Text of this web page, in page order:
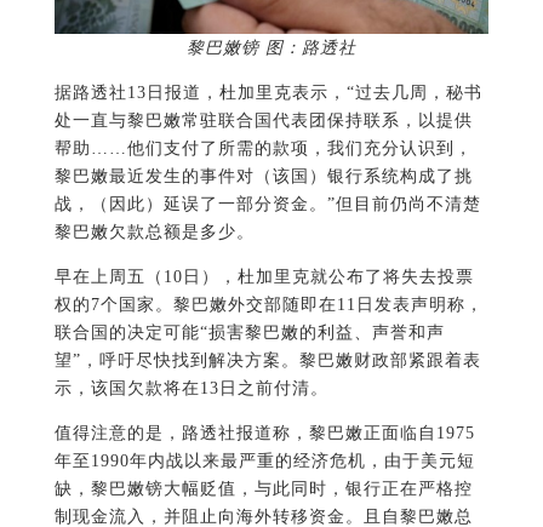
黎巴嫩镑 图：路透社
据路透社13日报道，杜加里克表示，“过去几周，秘书
处一直与黎巴嫩常驻联合国代表团保持联系，以提供
帮助……他们支付了所需的款项，我们充分认识到，
黎巴嫩最近发生的事件对（该国）银行系统构成了挑
战，（因此）延误了一部分资金。”但目前仍尚不清楚
黎巴嫩欠款总额是多少。
早在上周五（10日），杜加里克就公布了将失去投票
权的7个国家。黎巴嫩外交部随即在11日发表声明称，
联合国的决定可能“损害黎巴嫩的利益、声誉和声
望”，呼吁尽快找到解决方案。黎巴嫩财政部紧跟着表
示，该国欠款将在13日之前付清。
值得注意的是，路透社报道称，黎巴嫩正面临自1975
年至1990年内战以来最严重的经济危机，由于美元短
缺，黎巴嫩镑大幅贬值，与此同时，银行正在严格控
制现金流入，并阻止向海外转移资金。且自黎巴嫩总